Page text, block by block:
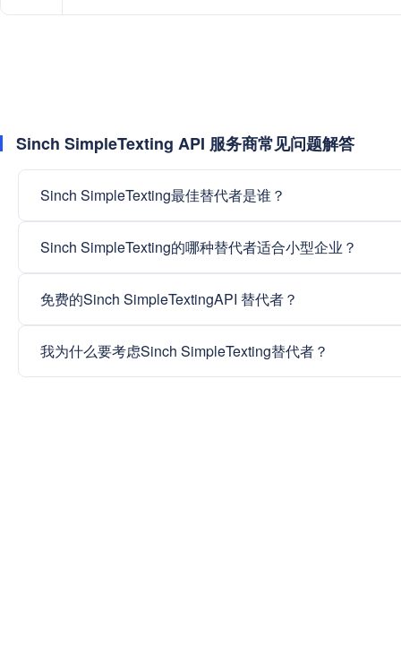
Sinch SimpleTexting API 服务商常见问题解答
Sinch SimpleTexting最佳替代者是谁？
Sinch SimpleTexting的哪种替代者适合小型企业？
免费的Sinch SimpleTextingAPI 替代者？
我为什么要考虑Sinch SimpleTexting替代者？